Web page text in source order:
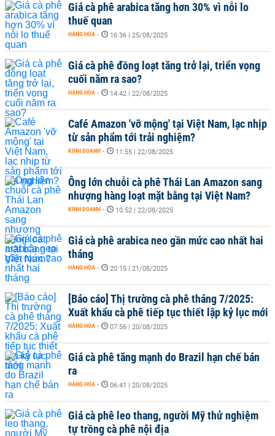
Giá cà phê arabica tăng hơn 30% vì nỗi lo
thuế quan
HÀNG HÓA - 16:36 | 25/08/2025
Giá cà phê đồng loạt tăng trở lại, triển vọng
cuối năm ra sao?
HÀNG HÓA - 14:42 | 22/08/2025
Café Amazon 'vỡ mộng' tại Việt Nam, lạc nhịp
từ sản phẩm tới trải nghiệm?
KINH DOANH - 11:55 | 22/08/2025
Ông lớn chuỗi cà phê Thái Lan Amazon sang
nhượng hàng loạt mặt bằng tại Việt Nam?
KINH DOANH - 10:52 | 22/08/2025
Giá cà phê arabica neo gần mức cao nhất hai
tháng
HÀNG HÓA - 20:15 | 21/08/2025
[Báo cáo] Thị trường cà phê tháng 7/2025:
Xuất khẩu cà phê tiếp tục thiết lập kỷ lục mới
HÀNG HÓA - 07:56 | 20/08/2025
Giá cà phê tăng mạnh do Brazil hạn chế bán
ra
HÀNG HÓA - 06:41 | 20/08/2025
Giá cà phê leo thang, người Mỹ thử nghiệm
tự trồng cà phê nội địa